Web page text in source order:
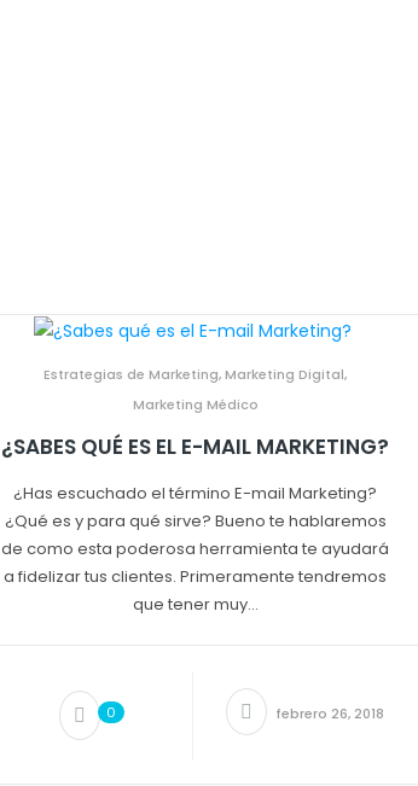
Estrategias de Marketing, Marketing Digital,
Marketing Médico
¿SABES QUÉ ES EL E-MAIL MARKETING?
¿Has escuchado el término E-mail Marketing?
¿Qué es y para qué sirve? Bueno te hablaremos
de como esta poderosa herramienta te ayudará
a fidelizar tus clientes. Primeramente tendremos
que tener muy...
0 febrero 26, 2018